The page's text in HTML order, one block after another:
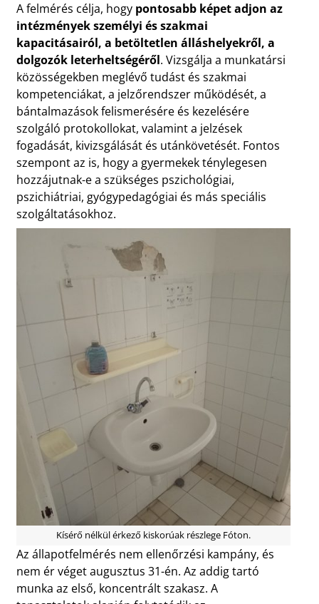
A felmérés célja, hogy pontosabb képet adjon az
intézmények személyi és szakmai
kapacitásairól, a betöltetlen álláshelyekről, a
dolgozók leterheltségéről. Vizsgálja a munkatársi
közösségekben meglévő tudást és szakmai
kompetenciákat, a jelzőrendszer működését, a
bántalmazások felismerésére és kezelésére
szolgáló protokollokat, valamint a jelzések
fogadását, kivizsgálását és utánkövetését. Fontos
szempont az is, hogy a gyermekek ténylegesen
hozzájutnak-e a szükséges pszichológiai,
pszichiátriai, gyógypedagógiai és más speciális
szolgáltatásokhoz.
Kísérő nélkül érkező kiskorúak részlege Fóton.
Az állapotfelmérés nem ellenőrzési kampány, és
nem ér véget augusztus 31-én. Az addig tartó
munka az első, koncentrált szakasz. A